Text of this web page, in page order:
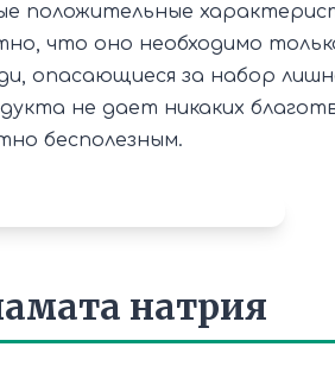
положительные
что оно необходимо
опасающиеся за набор
не дает никаких
бесполезным.
натрия